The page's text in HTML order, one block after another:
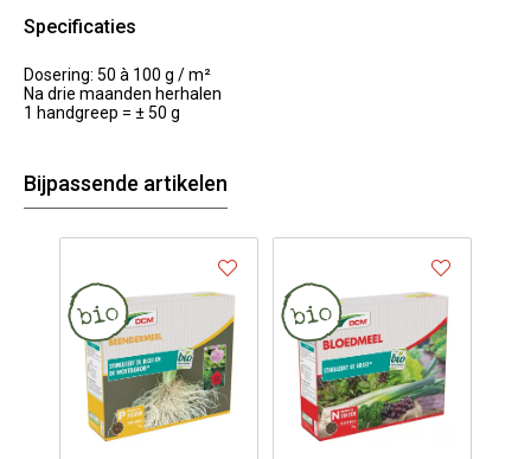
Specificaties
Dosering: 50 à 100 g / m²
Na drie maanden herhalen
1 handgreep = ± 50 g
Bijpassende artikelen